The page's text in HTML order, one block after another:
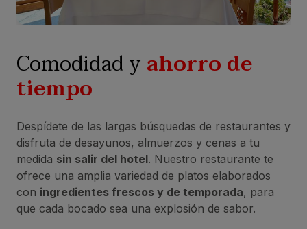
Comodidad yahorro de
tiempo
Despídete de las largas búsquedas de restaurantes y
disfruta de desayunos, almuerzos y cenas a tu
medida sin salir del hotel. Nuestro restaurante te
ofrece una amplia variedad de platos elaborados
con ingredientes frescos y de temporada, para
que cada bocado sea una explosión de sabor.